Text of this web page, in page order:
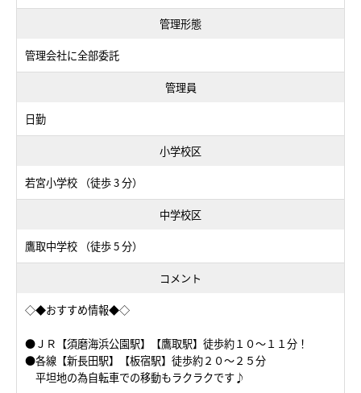
管理形態
管理会社に全部委託
管理員
日勤
小学校区
若宮小学校 （徒歩 3 分）
中学校区
鷹取中学校 （徒歩 5 分）
コメント
◇◆おすすめ情報◆◇
●ＪＲ【須磨海浜公園駅】【鷹取駅】徒歩約１０～１１分！
●各線【新長田駅】【板宿駅】徒歩約２０～２５分
平坦地の為自転車での移動もラクラクです♪